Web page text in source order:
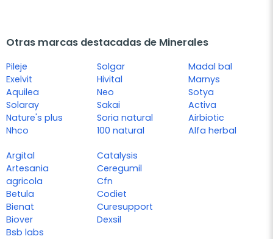
Otras marcas destacadas de Minerales
Pileje
Exelvit
Aquilea
Solaray
Nature's plus
Nhco
Solgar
Hivital
Neo
Sakai
Soria natural
100 natural
Madal bal
Marnys
Sotya
Activa
Airbiotic
Alfa herbal
Argital
Artesania
agricola
Betula
Bienat
Biover
Bsb labs
Catalysis
Ceregumil
Cfn
Codiet
Curesupport
Dexsil